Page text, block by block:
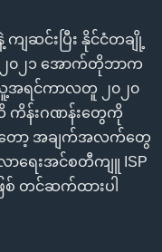
ျဆင်းပြီး နိုင်ငံတချို့
၀၂၁ အောက်တိုဘာက
သူ့အရင်ကာလတူ ၂၀၂၀
ကိန်းဂဏန်းတွေကို
တော့ အချက်အလက်တွေ
ာရေးအင်စတီကျူ ISP
စ် တင်ဆက်ထားပါ